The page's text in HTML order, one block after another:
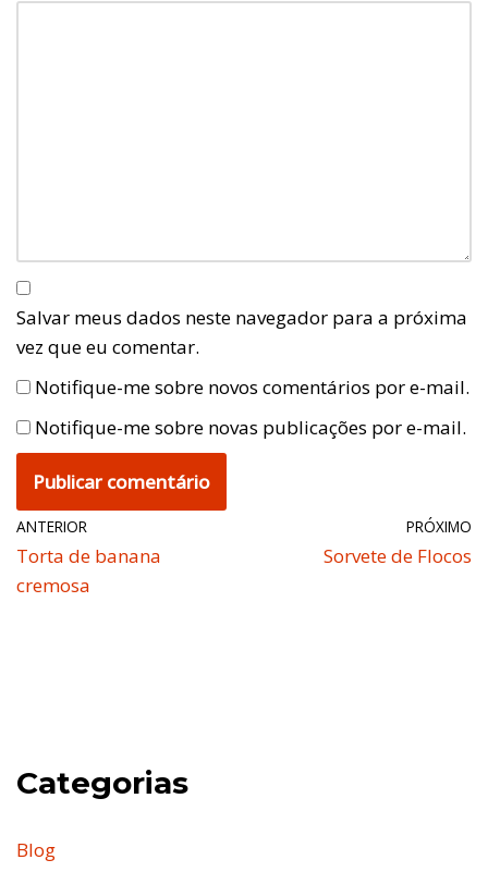
Salvar meus dados neste navegador para a próxima
vez que eu comentar.
Notifique-me sobre novos comentários por e-mail.
Notifique-me sobre novas publicações por e-mail.
ANTERIOR
Torta de banana
cremosa
PRÓXIMO
Sorvete de Flocos
Categorias
Blog